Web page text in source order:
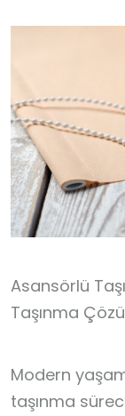
Asansörlü
Taşınma
Modern
taşınma